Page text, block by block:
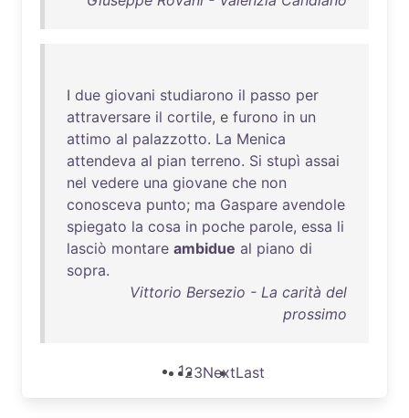
I due giovani studiarono il passo per
attraversare il cortile, e furono in un
attimo al palazzotto. La Menica
attendeva al pian terreno. Si stupì assai
nel vedere una giovane che non
conosceva punto; ma Gaspare avendole
spiegato la cosa in poche parole, essa li
lasciò montare ambidue al piano di
sopra.
Vittorio Bersezio - La carità del
prossimo
123NextLast